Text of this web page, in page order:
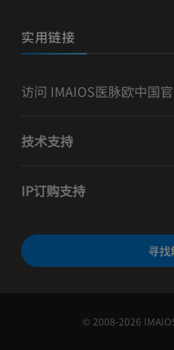
实用链接
访问 IMAIOS医脉欧中国官
技术支持
IP订购支持
寻
© 2008-2026